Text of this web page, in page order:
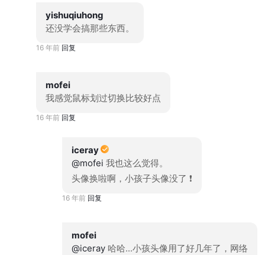
yishuqiuhong
还没学会搞那些东西。
16 年前 回复
mofei
我感觉鼠标划过切换比较好点
16 年前 回复
iceray
@mofei 我也这么觉得。
头像换啦啊，小孩子头像没了 ❗
16 年前 回复
mofei
@iceray 哈哈...小孩头像用了好几年了，网络